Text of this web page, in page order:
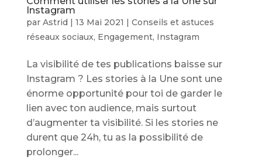
Instagram
par Astrid | 13 Mai 2021 | Conseils et astuces
réseaux sociaux, Engagement, Instagram
La visibilité de tes publications baisse sur
Instagram ? Les stories à la Une sont une
énorme opportunité pour toi de garder le
lien avec ton audience, mais surtout
d’augmenter ta visibilité. Si les stories ne
durent que 24h, tu as la possibilité de
prolonger...